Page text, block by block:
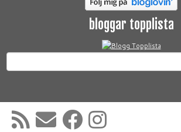
bloggar topplista
efter: